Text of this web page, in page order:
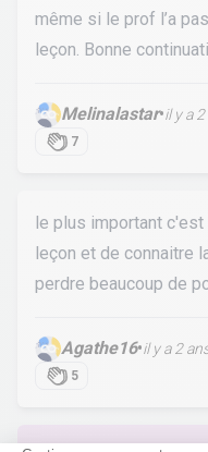
même si le prof l’a
leçon. Bonne
Melinalastar•il y a
7
le plus important
leçon et de connaitre
perdre beaucoup de
Agathe16•il y a 2
5